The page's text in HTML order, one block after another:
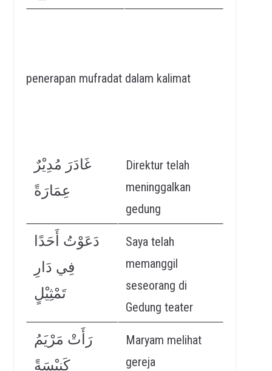
penerapan mufradat dalam kalimat
غَادَرَ مُدِيْرٌ
عِمَارَةً
Direktur telah
meninggalkan
gedung
دَعَوْتُ أَحَدًا
فِي دَارِ
تَمْثِيْلٍ
Saya telah
memanggil
seseorang di
Gedung teater
رَأَتْ مَرْيَمُ
كَنِيْسَةً
Maryam melihat
gereja